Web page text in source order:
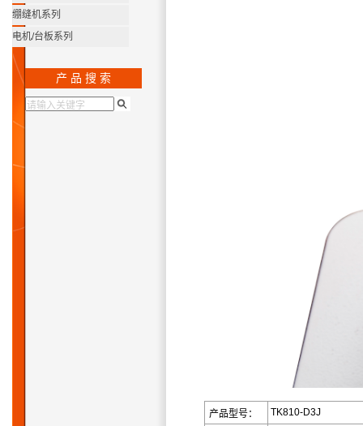
绷缝机系列
电机/台板系列
产 品 搜 索
产品型号： TK810-D3J